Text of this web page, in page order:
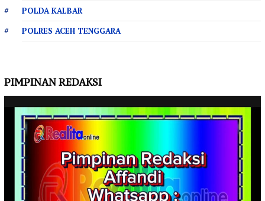
POLDA KALBAR
POLRES ACEH TENGGARA
PIMPINAN REDAKSI